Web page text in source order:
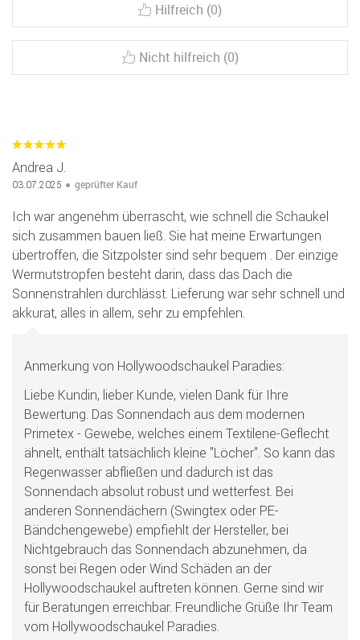
Hilfreich (0)
Nicht hilfreich (0)
Andrea J.
03.07.2025 geprüfter Kauf
Ich war angenehm überrascht, wie schnell die Schaukel
sich zusammen bauen ließ. Sie hat meine Erwartungen
übertroffen, die Sitzpolster sind sehr bequem . Der einzige
Wermutstropfen besteht darin, dass das Dach die
Sonnenstrahlen durchlässt. Lieferung war sehr schnell und
akkurat, alles in allem, sehr zu empfehlen.
Anmerkung von Hollywoodschaukel Paradies:
Liebe Kundin, lieber Kunde, vielen Dank für Ihre
Bewertung. Das Sonnendach aus dem modernen
Primetex - Gewebe, welches einem Textilene-Geflecht
ähnelt, enthält tatsächlich kleine "Löcher". So kann das
Regenwasser abfließen und dadurch ist das
Sonnendach absolut robust und wetterfest. Bei
anderen Sonnendächern (Swingtex oder PE-
Bändchengewebe) empfiehlt der Hersteller, bei
Nichtgebrauch das Sonnendach abzunehmen, da
sonst bei Regen oder Wind Schäden an der
Hollywoodschaukel auftreten können. Gerne sind wir
für Beratungen erreichbar. Freundliche Grüße Ihr Team
vom Hollywoodschaukel Paradies.